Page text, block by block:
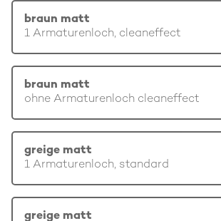
braun matt
1 Armaturenloch, cleaneffect
braun matt
ohne Armaturenloch cleaneffect
greige matt
1 Armaturenloch, standard
greige matt